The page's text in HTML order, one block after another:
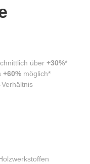
über +30%*
+60% möglich*
Verhältnis